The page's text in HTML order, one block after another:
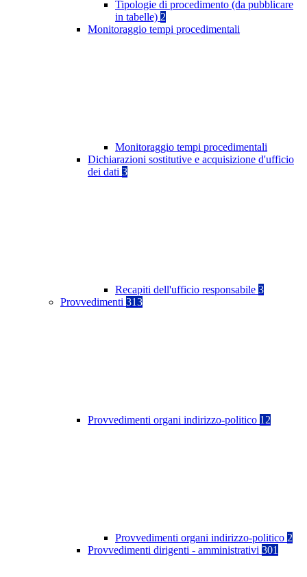
Tipologie di procedimento (da pubblicare
in tabelle) 2
Monitoraggio tempi procedimentali
Monitoraggio tempi procedimentali
Dichiarazioni sostitutive e acquisizione d'ufficio
dei dati 3
Recapiti dell'ufficio responsabile 3
Provvedimenti 313
Provvedimenti organi indirizzo-politico 12
Provvedimenti organi indirizzo-politico 2
Provvedimenti dirigenti - amministrativi 301